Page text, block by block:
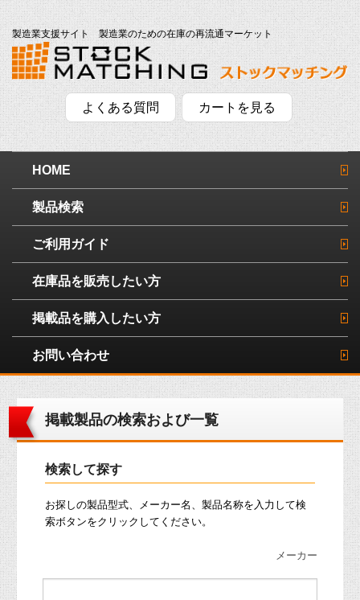
製造業支援サイト 製造業のための在庫の再流通マーケット
よくある質問 カートを見る
HOME
製品検索
ご利用ガイド
在庫品を販売したい方
掲載品を購入したい方
お問い合わせ
掲載製品の検索および一覧
検索して探す
お探しの製品型式、メーカー名、製品名称を入力して検
索ボタンをクリックしてください。
メーカー